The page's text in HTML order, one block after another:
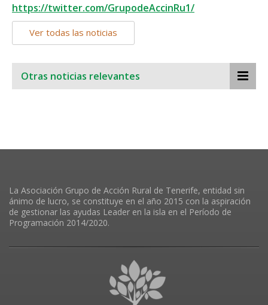
https://twitter.com/GrupodeAccinRu1/
Ver todas las noticias
Otras noticias relevantes
La Asociación Grupo de Acción Rural de Tenerife, entidad sin
ánimo de lucro, se constituye en el año 2015 con la aspiración
de gestionar las ayudas Leader en la isla en el Período de
Programación 2014/2020.